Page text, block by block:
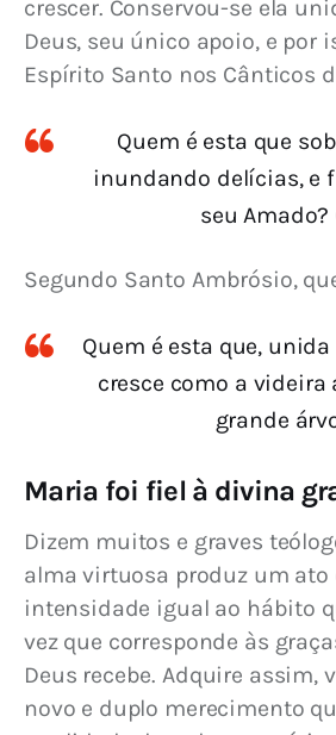
crescer. Conservou-se ela
Deus, seu único apoio, e por
Espírito Santo nos Cânticos
Quem é esta que
inundando delícias, e
seu Amado?
Segundo Santo Ambrósio,
Quem é esta que,
cresce como a videira
grande
Maria foi fiel à divina
Dizem muitos e graves
alma virtuosa produz um ato
intensidade igual ao hábito
vez que corresponde às
Deus recebe. Adquire assim,
novo e duplo merecimento